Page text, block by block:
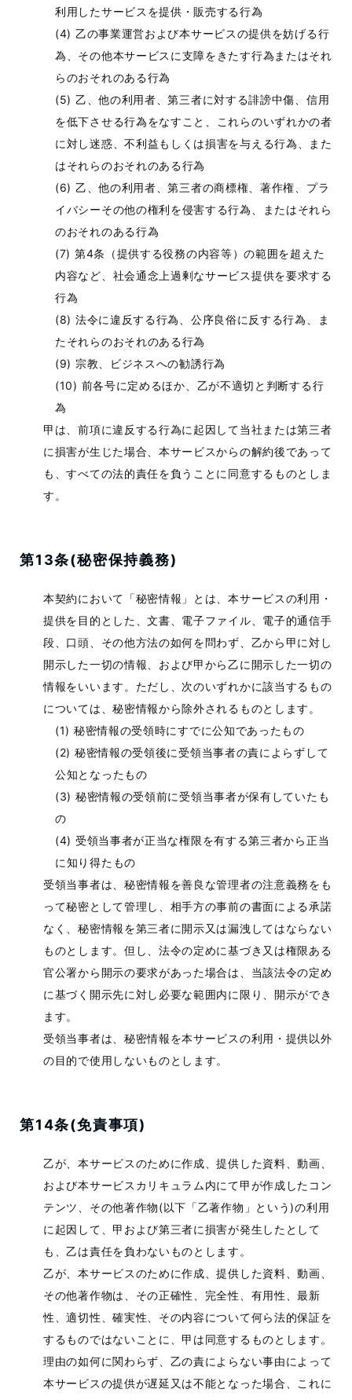
利用したサービスを提供・販売する行為
乙の事業運営および本サービスの提供を妨げる行
為、その他本サービスに支障をきたす行為またはそれ
らのおそれのある行為
乙、他の利用者、第三者に対する誹謗中傷、信用
を低下させる行為をなすこと、これらのいずれかの者
に対し迷惑、不利益もしくは損害を与える行為、また
はそれらのおそれのある行為
乙、他の利用者、第三者の商標権、著作権、プラ
イバシーその他の権利を侵害する行為、またはそれら
のおそれのある行為
第4条（提供する役務の内容等）の範囲を超えた
内容など、社会通念上過剰なサービス提供を要求する
行為
法令に違反する行為、公序良俗に反する行為、ま
たそれらのおそれのある行為
宗教、ビジネスへの勧誘行為
前各号に定めるほか、乙が不適切と判断する行
為
甲は、前項に違反する行為に起因して当社または第三者
に損害が生じた場合、本サービスからの解約後であって
も、すべての法的責任を負うことに同意するものとしま
す。
第13条(秘密保持義務)
本契約において「秘密情報」とは、本サービスの利用・
提供を目的とした、文書、電子ファイル、電子的通信手
段、口頭、その他方法の如何を問わず、乙から甲に対し
開示した一切の情報、および甲から乙に開示した一切の
情報をいいます。ただし、次のいずれかに該当するもの
については、秘密情報から除外されるものとします。
秘密情報の受領時にすでに公知であったもの
秘密情報の受領後に受領当事者の責によらずして
公知となったもの
秘密情報の受領前に受領当事者が保有していたも
の
受領当事者が正当な権限を有する第三者から正当
に知り得たもの
受領当事者は、秘密情報を善良な管理者の注意義務をも
って秘密として管理し、相手方の事前の書面による承諾
なく、秘密情報を第三者に開示又は漏洩してはならない
ものとします。但し、法令の定めに基づき又は権限ある
官公署から開示の要求があった場合は、当該法令の定め
に基づく開示先に対し必要な範囲内に限り、開示ができ
ます。
受領当事者は、秘密情報を本サービスの利用・提供以外
の目的で使用しないものとします。
第14条(免責事項)
乙が、本サービスのために作成、提供した資料、動画、
および本サービスカリキュラム内にて甲が作成したコン
テンツ、その他著作物(以下「乙著作物」という)の利用
に起因して、甲および第三者に損害が発生したとして
も、乙は責任を負わないものとします。
乙が、本サービスのために作成、提供した資料、動画、
その他著作物は、その正確性、完全性、有用性、最新
性、適切性、確実性、その内容について何ら法的保証を
するものではないことに、甲は同意するものとします。
理由の如何に関わらず、乙の責によらない事由によって
本サービスの提供が遅延又は不能となった場合、これに